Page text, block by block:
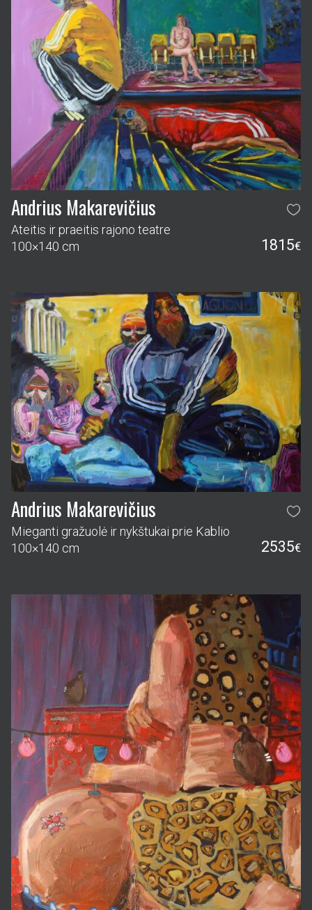
Andrius Makarevičius
Ateitis ir praeitis rajono teatre
100×140 cm
1815€
Andrius Makarevičius
Mieganti gražuolė ir nykštukai prie Kablio
100×140 cm
2535€